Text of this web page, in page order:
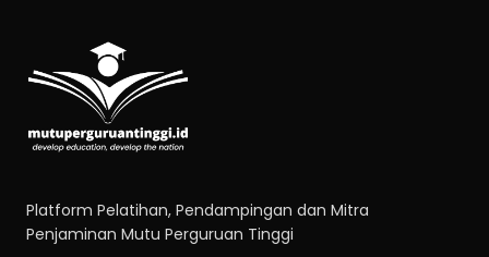
Platform Pelatihan, Pendampingan dan Mitra
Penjaminan Mutu Perguruan Tinggi